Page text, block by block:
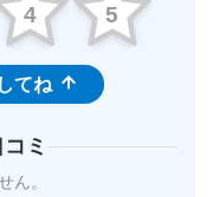
4 5
てね
ミ
ん。